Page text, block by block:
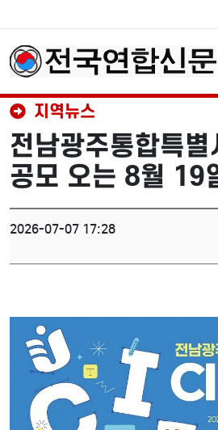
지역뉴스
전남광주통합특
공모 오는 8월 19
2026-07-07 17:28